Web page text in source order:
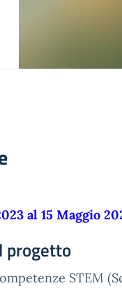
al 15 Maggio
progetto
STEM